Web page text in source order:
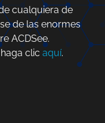
cualquiera de
de las enormes
ACDSee.
clic aquí.